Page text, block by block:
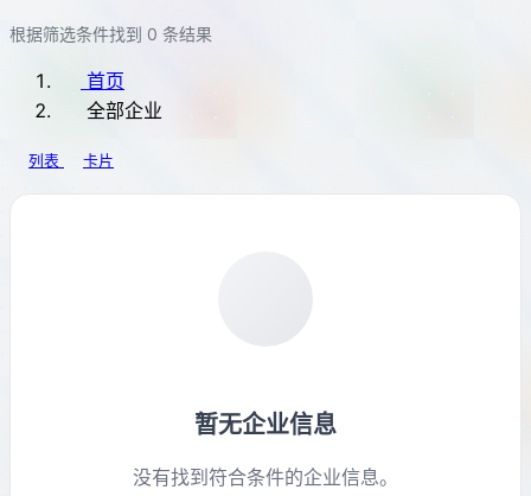
根据筛选条件找到 0 条结果
首页
全部企业
列表 卡片
暂无企业信息
没有找到符合条件的企业信息。